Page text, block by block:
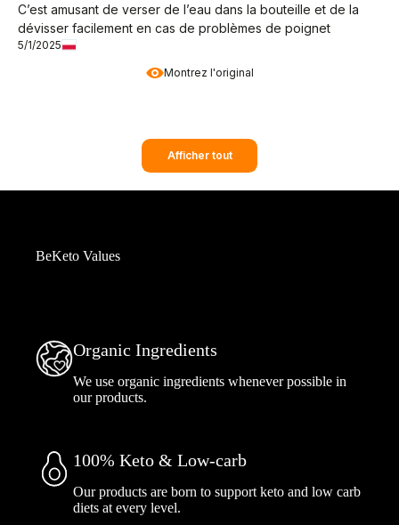
Montrez l'original
C’est amusant de verser de l’eau dans la bouteille et de la
dévisser facilement en cas de problèmes de poignet
5/1/2025
Afficher tout
BeKeto Values
Organic Ingredients
We use organic ingredients whenever possible in
our products.
100% Keto & Low-carb
Our products are born to support keto and low carb
diets at every level.